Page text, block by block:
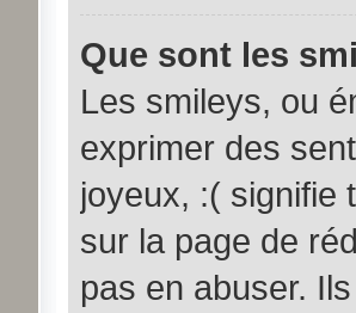
Que sont les
Les smileys, ou
exprimer des
joyeux, :( signifie
sur la page de
pas en abuser.